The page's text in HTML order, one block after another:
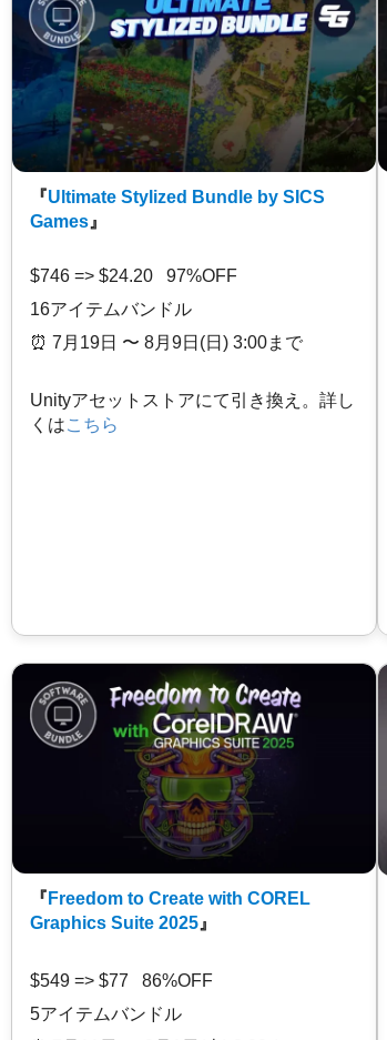
『Ultimate Stylized Bundle by SICS
Games』
$746 => $24.20 97%OFF
16アイテムバンドル
⏰️ 7月19日 〜 8月9日(日) 3:00まで
Unityアセットストアにて引き換え。詳し
くはこちら
『 Freedom to Create with COREL
Graphics Suite 2025 』
$549 => $77 86%OFF
5アイテムバンドル